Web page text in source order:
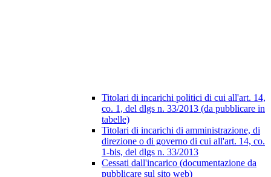
Titolari di incarichi politici di cui all'art. 14,
co. 1, del dlgs n. 33/2013 (da pubblicare in
tabelle)
Titolari di incarichi di amministrazione, di
direzione o di governo di cui all'art. 14, co.
1-bis, del dlgs n. 33/2013
Cessati dall'incarico (documentazione da
pubblicare sul sito web)